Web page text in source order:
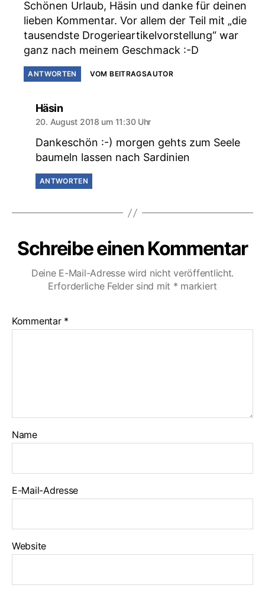
Schönen Urlaub, Häsin und danke für deinen
lieben Kommentar. Vor allem der Teil mit „die
tausendste Drogerieartikelvorstellung“ war
ganz nach meinem Geschmack :-D
ANTWORTEN VOM BEITRAGSAUTOR
Häsinsagt:
20. August 2018 um 11:30 Uhr
Dankeschön :-) morgen gehts zum Seele
baumeln lassen nach Sardinien
ANTWORTEN
Schreibe einen Kommentar
Deine E-Mail-Adresse wird nicht veröffentlicht.
Erforderliche Felder sind mit * markiert
Kommentar *
Name
E-Mail-Adresse
Website